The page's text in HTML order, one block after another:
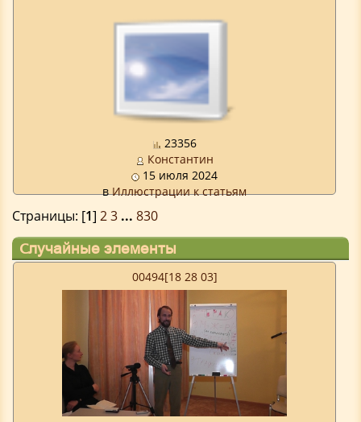
23356
Константин
15 июля 2024
вИллюстрации к статьям
Страницы: [1] 23 ... 830
Случайные элементы
00494[18 28 03]